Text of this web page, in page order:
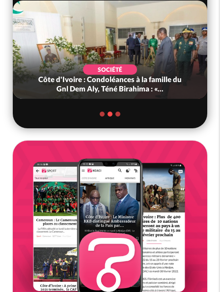
SOCIÉTÉ
Côte d'Ivoire : Condoléances à la famille du
Gnl Dem Aly, Téné Birahima : «...